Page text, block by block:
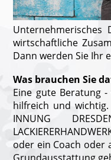
Unternehmerisches
wirtschaftliche
Dann werden Sie Ihr
Was brauchen Sie
Eine gute Beratung
hilfreich und
INNUNG
oder ein Coach oder